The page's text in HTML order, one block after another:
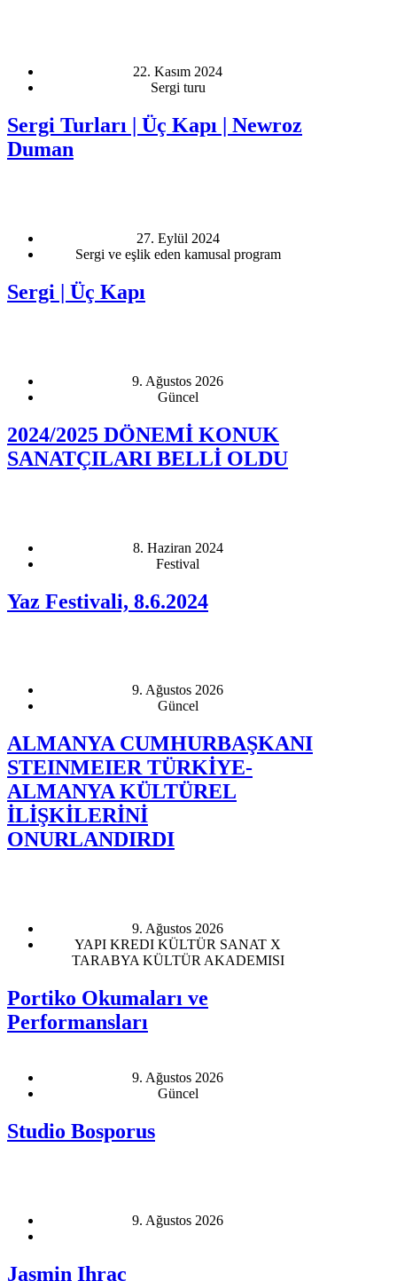
22. Kasım 2024
Sergi turu
Sergi Turları | Üç Kapı | Newroz
Duman
27. Eylül 2024
Sergi ve eşlik eden kamusal program
Sergi | Üç Kapı
9. Ağustos 2026
Güncel
2024/2025 DÖNEMİ KONUK
SANATÇILARI BELLİ OLDU
8. Haziran 2024
Festival
Yaz Festivali, 8.6.2024
9. Ağustos 2026
Güncel
ALMANYA CUMHURBAŞKANI
STEINMEIER TÜRKİYE-
ALMANYA KÜLTÜREL
İLİŞKİLERİNİ
ONURLANDIRDI
9. Ağustos 2026
YAPI KREDI KÜLTÜR SANAT X
TARABYA KÜLTÜR AKADEMISI
Portiko Okumaları ve
Performansları
9. Ağustos 2026
Güncel
Studio Bosporus
9. Ağustos 2026
Jasmin Ihraç